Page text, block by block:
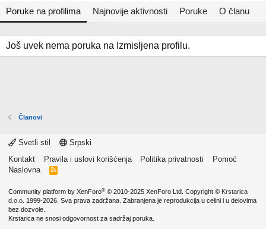
Poruke na profilima Najnovije aktivnosti Poruke O članu
Još uvek nema poruka na Izmisljena profilu.
Članovi
Svetli stil
Srpski
Kontakt
Pravila i uslovi korišćenja Politika privatnosti
Pomoć
Naslovna
R
Community platform by XenForo® © 2010-2025 XenForo Ltd. Copyright © Krstarica
d.o.o. 1999-2026. Sva prava zadržana. Zabranjena je reprodukcija u celini i u delovima
bez dozvole.
Krstarica ne snosi odgovornost za sadržaj poruka.